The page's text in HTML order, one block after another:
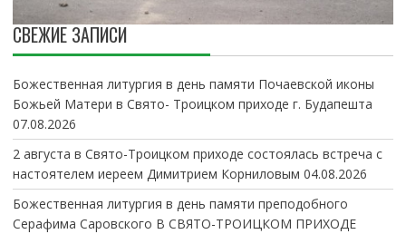
СВЕЖИЕ ЗАПИСИ
Божественная литургия в день памяти Почаевской иконы
Божьей Матери в Свято- Троицком приходе г. Будапешта
07.08.2026
2 августа в Свято-Троицком приходе состоялась встреча с
настоятелем иереем Димитрием Корниловым 04.08.2026
Божественная литургия в день памяти преподобного
Серафима Саровского В СВЯТО-ТРОИЦКОМ ПРИХОДЕ